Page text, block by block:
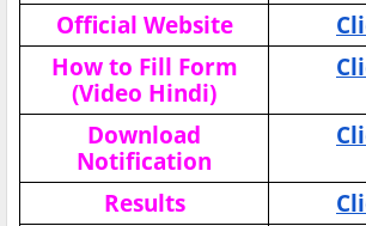
Official Website
How to Fill Form
(Video Hindi)
Download
Notification
Results